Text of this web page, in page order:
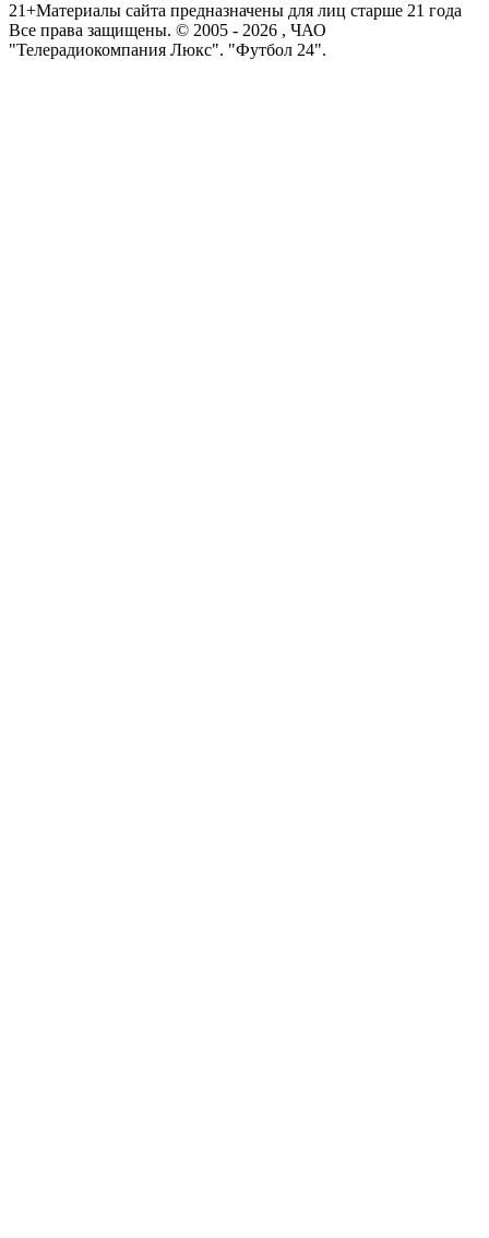
21+Материалы сайта предназначены для лиц старше 21 года
Все права защищены. © 2005 - 2026 , ЧАО
"Телерадиокомпания Люкс". "Футбол 24".